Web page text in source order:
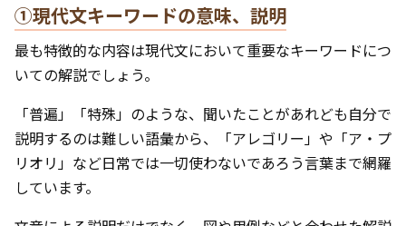
①現代文キーワードの意味、説明
最も特徴的な内容は現代文において重要なキーワードにつ
いての解説でしょう。
「普遍」「特殊」のような、聞いたことがあれども自分で
説明するのは難しい語彙から、「アレゴリー」や「ア・プ
リオリ」など日常では一切使わないであろう言葉まで網羅
しています。